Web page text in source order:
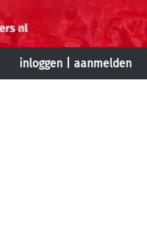
inloggen aanmelden